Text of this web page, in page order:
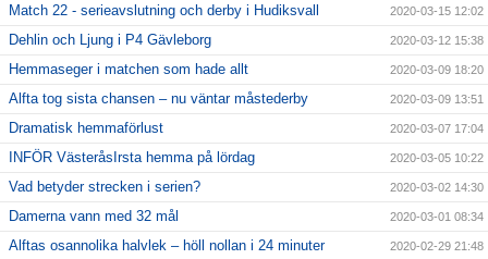
Match 22 - serieavslutning och derby i Hudiksvall 2020-03-15 12:02
Dehlin och Ljung i P4 Gävleborg 2020-03-12 15:38
Hemmaseger i matchen som hade allt 2020-03-09 18:20
Alfta tog sista chansen – nu väntar måstederby 2020-03-09 13:51
Dramatisk hemmaförlust 2020-03-07 17:04
INFÖR VästeråsIrsta hemma på lördag 2020-03-05 10:22
Vad betyder strecken i serien? 2020-03-02 14:30
Damerna vann med 32 mål 2020-03-01 08:34
Alftas osannolika halvlek – höll nollan i 24 minuter 2020-02-29 21:48